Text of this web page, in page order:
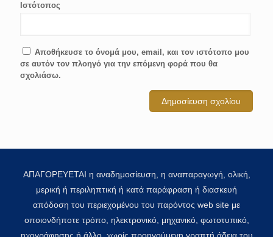
Ιστότοπος
Αποθήκευσε το όνομά μου, email, και τον ιστότοπο μου
σε αυτόν τον πλοηγό για την επόμενη φορά που θα
σχολιάσω.
ΑΠΑΓΟΡΕΥΕΤΑΙ η αναδημοσίευση, η αναπαραγωγή, ολική,
μερική ή περιληπτική ή κατά παράφραση ή διασκευή
απόδοση του περιεχομένου του παρόντος web site με
οποιονδήποτε τρόπο, ηλεκτρονικό, μηχανικό, φωτοτυπικό,